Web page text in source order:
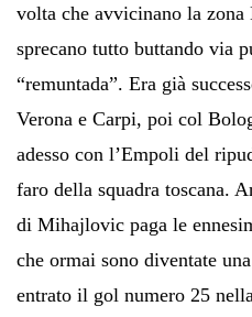
volta che avvicinano la zona
sprecano tutto buttando via
“remuntada”. Era già
Verona e Carpi, poi col
adesso con l’Empoli del
faro della squadra toscana.
di Mihajlovic paga le
che ormai sono diventate
entrato il gol numero 25